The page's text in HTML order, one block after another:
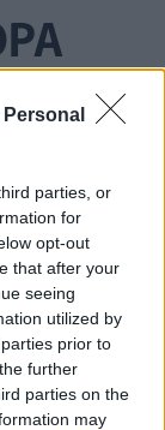
parties, or
for
opt-out
that after your
seeing
utilized by
prior to
further
parties on the
may